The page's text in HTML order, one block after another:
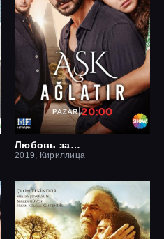
Любовь заставит плакать
2019, Кириллица